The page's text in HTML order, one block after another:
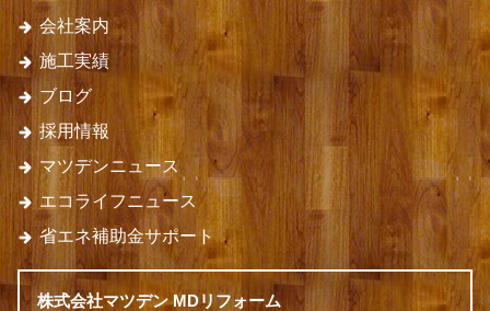
会社案内
施工実績
ブログ
採用情報
マツデンニュース
エコライフニュース
省エネ補助金サポート
株式会社マツデン MDリフォーム